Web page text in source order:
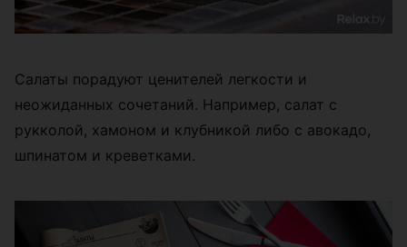
Салаты порадуют ценителей легкости и
неожиданных сочетаний. Например, салат с
рукколой, хамоном и клубникой либо с авокадо,
шпинатом и креветками.